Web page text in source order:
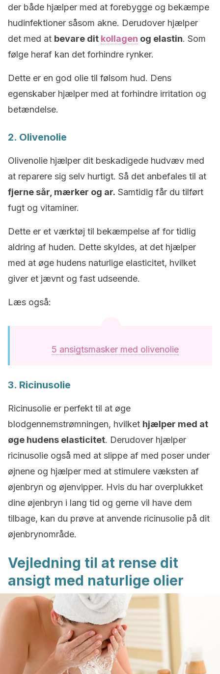
der både hjælper med at forebygge og bekæmpe
hudinfektioner såsom akne. Derudover hjælper
det med at bevare dit kollagen og elastin. Som
følge heraf kan det forhindre rynker.
Dette er en god olie til følsom hud. Dens
egenskaber hjælper med at forhindre irritation og
betændelse.
2. Olivenolie
Olivenolie hjælper dit beskadigede hudvæv med
at reparere sig selv hurtigt. Så det anbefales til at
fjerne sår, mærker og ar. Samtidig får du tilført
fugt og vitaminer.
Dette er et værktøj til bekæmpelse af for tidlig
aldring af huden. Dette skyldes, at det hjælper
med at øge hudens naturlige elasticitet, hvilket
giver et jævnt og fast udseende.
Læs også:
5 ansigtsmasker med olivenolie
3. Ricinusolie
Ricinusolie er perfekt til at øge
blodgennemstrømningen, hvilket hjælper med at
øge hudens elasticitet. Derudover hjælper
ricinusolie også med at slippe af med poser under
øjnene og hjælper med at stimulere væksten af
øjenbryn og øjenvipper. Hvis du har overplukket
dine øjenbryn i lang tid og gerne vil have dem
tilbage, kan du prøve at anvende ricinusolie på dit
øjenbrynområde.
Vejledning til at rense dit
ansigt med naturlige olier